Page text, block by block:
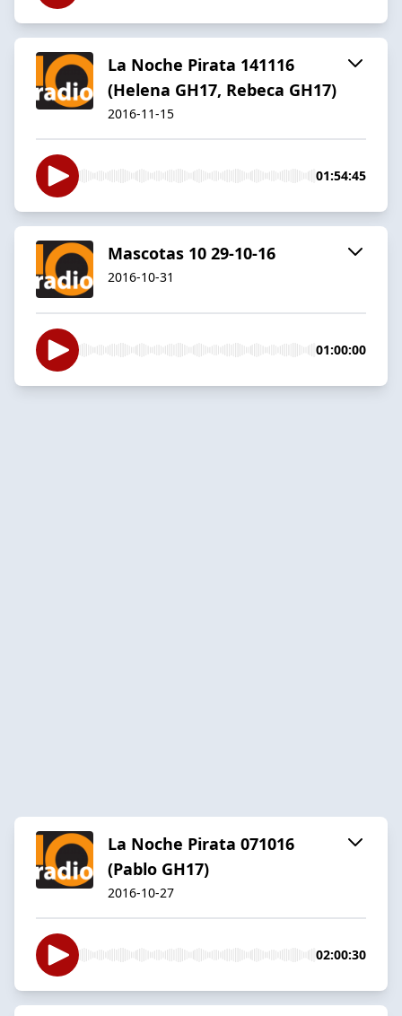
La Noche Pirata 141116
(Helena GH17, Rebeca GH17)
2016-11-15
01:54:45
Mascotas 10 29-10-16
2016-10-31
01:00:00
La Noche Pirata 071016
(Pablo GH17)
2016-10-27
02:00:30